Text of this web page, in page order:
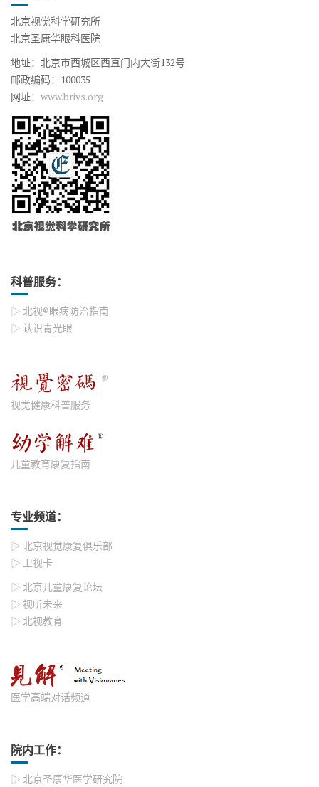
北京视觉科学研究所
北京圣康华眼科医院
地址：北京市西城区西直门内大街132号
邮政编码：100035
网址： www.brivs.org
科普服务：
▷ 北视®眼病防治指南
▷ 认识青光眼
视觉健康科普服务
儿童教育康复指南
专业频道：
▷ 北京视觉康复俱乐部
▷ 卫视卡
▷ 北京儿童康复论坛
▷ 视听未来
▷ 北视教育
医学高端对话频道
院内工作：
▷ 北京圣康华医学研究院